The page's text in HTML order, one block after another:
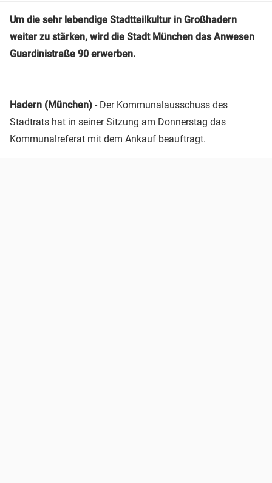
Um die sehr lebendige Stadtteilkultur in Großhadern
weiter zu stärken, wird die Stadt München das Anwesen
Guardinistraße 90 erwerben.
Hadern (München) - Der Kommunalausschuss des
Stadtrats hat in seiner Sitzung am Donnerstag das
Kommunalreferat mit dem Ankauf beauftragt.